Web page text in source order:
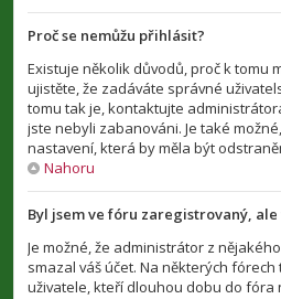
Proč se nemůžu přihlásit?
Existuje několik důvodů, proč k tomu
ujistěte, že zadáváte správné
tomu tak je, kontaktujte
jste nebyli zabanováni. Je také
nastavení, která by měla být
Nahoru
Byl jsem ve fóru zaregistrovaný,
Je možné, že administrátor z
smazal váš účet. Na některých
uživatele, kteří dlouhou dobu do fóra